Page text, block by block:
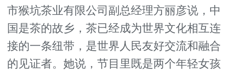
市猴坑茶业有限公司副总经理方丽彦说，中
国是茶的故乡，茶已经成为世界文化相互连
接的一条纽带，是世界人民友好交流和融合
的见证者。她说，节目里既是两个年轻女孩